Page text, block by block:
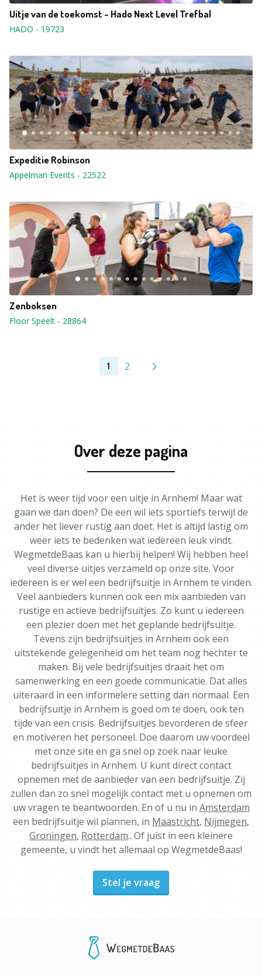
Uitje van de toekomst - Hado Next Level Trefbal
HADO - 19723
Expeditie Robinson
Appelman Events - 22522
Zenboksen
Floor Speelt - 28864
1 2
Over deze pagina
Het is weer tijd voor een uitje in Arnhem! Maar wat
gaan we dan doen? De een wil iets sportiefs terwijl de
ander het liever rustig aan doet. Het is altijd lastig om
weer iets te bedenken wat iedereen leuk vindt.
WegmetdeBaas kan u hierbij helpen! Wij hebben heel
veel diverse uitjes verzameld op onze site. Voor
iedereen is er wel een bedrijfsuitje in Arnhem te vinden.
Veel aanbieders kunnen ook een mix aanbieden van
rustige en actieve bedrijfsuitjes. Zo kunt u iedereen
een plezier doen met het geplande bedrijfsuitje.
Tevens zijn bedrijfsuitjes in Arnhem ook een
uitstekende gelegenheid om het team nog hechter te
maken. Bij vele bedrijfsuitjes draait het om
samenwerking en een goede communicatie. Dat alles
uiteraard in een informelere setting dan normaal. Een
bedrijfsuitje in Arnhem is goed om te doen, ook ten
tijde van een crisis. Bedrijfsuitjes bevorderen de sfeer
en motiveren het personeel. Doe daarom uw voordeel
met onze site en ga snel op zoek naar leuke
bedrijfsuitjes in Arnhem. U kunt direct contact
opnemen met de aanbieder van een bedrijfsuitje. Zij
zullen dan zo snel mogelijk contact met u opnemen om
uw vragen te beantwoorden. En of u nu in Amsterdam
een bedrijfsuitje wil plannen, in Maastricht, Nijmegen,
Groningen, Rotterdam.. Of juist in een kleinere
gemeente, u vindt het allemaal op WegmetdeBaas!
Stel je vraag